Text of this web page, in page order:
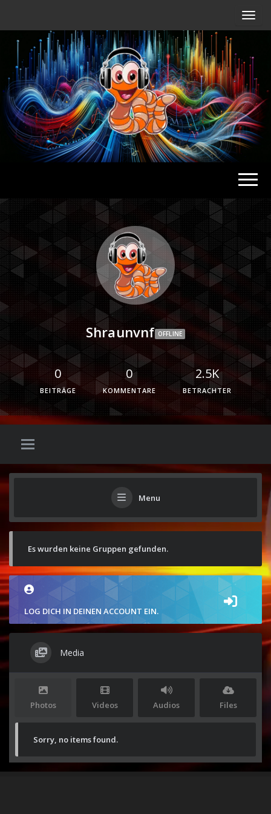
Radio
Shraunvnf OFFLINE
0
BEITRÄGE
0
KOMMENTARE
2.5K
BETRACHTER
Menu
Es wurden keine Gruppen gefunden.
LOG DICH IN DEINEN ACCOUNT EIN.
Media
Photos Videos Audios Files
Sorry, no items found.